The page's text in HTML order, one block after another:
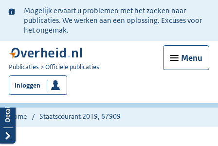
Ter
informatie:
Mogelijk ervaart u problemen met het zoeken naar
publicaties. We werken aan een oplossing. Excuses voor
het ongemak.
Menu
U
bent
nu
hier:
Publicaties Officiële publicaties
Inloggen
Home Staatscourant 2019, 67909